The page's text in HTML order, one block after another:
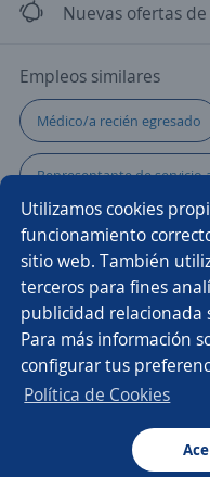
Utilizamos cookies
funcionamiento
sitio web. También
terceros para fines
publicidad relacionada
Para más información
configurar tus
Política de Cookies
Nuevas ofertas
Empleos similares
Médico/a recién egresado
Representante de servicio
Gerente de sucursal
Técnico/a de
Auxiliar de mantenimiento
Ejecutivo bancario
Gerente tienda
Buscar
CT App
Navegador